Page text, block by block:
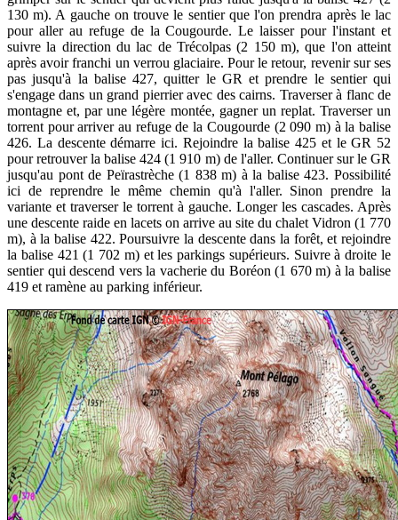
130 m). A gauche on trouve le sentier que l'on prendra après le lac
pour aller au refuge de la Cougourde. Le laisser pour l'instant et
suivre la direction du lac de Trécolpas (2 150 m), que l'on atteint
après avoir franchi un verrou glaciaire. Pour le retour, revenir sur ses
pas jusqu'à la balise 427, quitter le GR et prendre le sentier qui
s'engage dans un grand pierrier avec des cairns. Traverser à flanc de
montagne et, par une légère montée, gagner un replat. Traverser un
torrent pour arriver au refuge de la Cougourde (2 090 m) à la balise
426. La descente démarre ici. Rejoindre la balise 425 et le GR 52
pour retrouver la balise 424 (1 910 m) de l'aller. Continuer sur le GR
jusqu'au pont de Peïrastrèche (1 838 m) à la balise 423. Possibilité
ici de reprendre le même chemin qu'à l'aller. Sinon prendre la
variante et traverser le torrent à gauche. Longer les cascades. Après
une descente raide en lacets on arrive au site du chalet Vidron (1 770
m), à la balise 422. Poursuivre la descente dans la forêt, et rejoindre
la balise 421 (1 702 m) et les parkings supérieurs. Suivre à droite le
sentier qui descend vers la vacherie du Boréon (1 670 m) à la balise
419 et ramène au parking inférieur.